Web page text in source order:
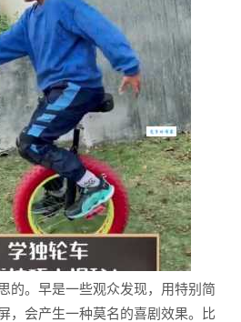
的。早是一些观众发现，用特别简
，会产生一种莫名的喜剧效果。比